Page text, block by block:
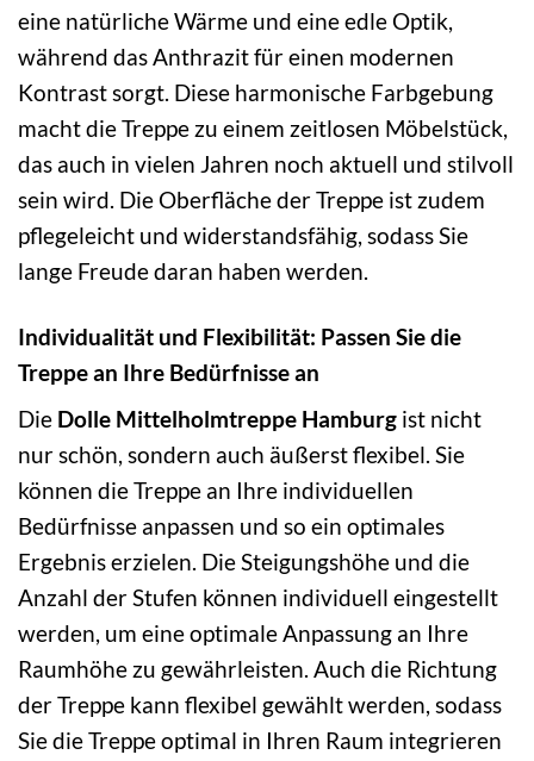
eine natürliche Wärme und eine edle Optik,
während das Anthrazit für einen modernen
Kontrast sorgt. Diese harmonische Farbgebung
macht die Treppe zu einem zeitlosen Möbelstück,
das auch in vielen Jahren noch aktuell und stilvoll
sein wird. Die Oberfläche der Treppe ist zudem
pflegeleicht und widerstandsfähig, sodass Sie
lange Freude daran haben werden.
Individualität und Flexibilität: Passen Sie die
Treppe an Ihre Bedürfnisse an
Die Dolle Mittelholmtreppe Hamburg ist nicht
nur schön, sondern auch äußerst flexibel. Sie
können die Treppe an Ihre individuellen
Bedürfnisse anpassen und so ein optimales
Ergebnis erzielen. Die Steigungshöhe und die
Anzahl der Stufen können individuell eingestellt
werden, um eine optimale Anpassung an Ihre
Raumhöhe zu gewährleisten. Auch die Richtung
der Treppe kann flexibel gewählt werden, sodass
Sie die Treppe optimal in Ihren Raum integrieren